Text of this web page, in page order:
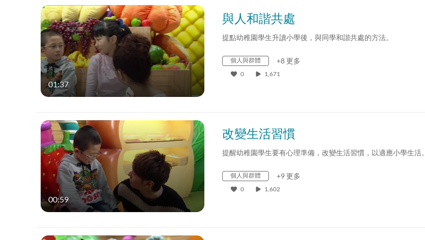
01:37
與人和諧共處
提點幼稚園學生升讀小學後，與同學和諧共處的方法。
個人與群體 +8 更多
0 1,671
00:59
改變生活習慣
提醒幼稚園學生要有心理準備，改變生活習慣，以適應小學生活。
個人與群體 +9 更多
0 1,602